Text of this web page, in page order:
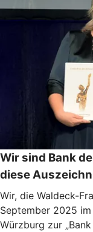
Wir sind Bank
diese
Wir, die Waldeck-
September 2025
Würzburg zur